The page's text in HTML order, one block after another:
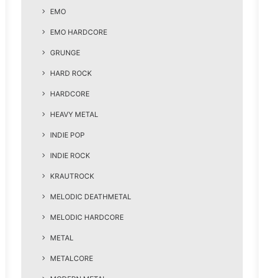
EMO
EMO HARDCORE
GRUNGE
HARD ROCK
HARDCORE
HEAVY METAL
INDIE POP
INDIE ROCK
KRAUTROCK
MELODIC DEATHMETAL
MELODIC HARDCORE
METAL
METALCORE